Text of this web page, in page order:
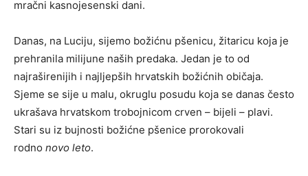
mračni kasnojesenski dani.
Danas, na Luciju, sijemo božićnu pšenicu, žitaricu koja je
prehranila milijune naših predaka. Jedan je to od
najraširenijih i najljepših hrvatskih božićnih običaja.
Sjeme se sije u malu, okruglu posudu koja se danas često
ukrašava hrvatskom trobojnicom crven – bijeli – plavi.
Stari su iz bujnosti božićne pšenice prorokovali
rodno novo leto.